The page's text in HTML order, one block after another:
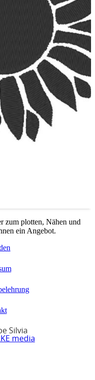
zum plotten, Nähen und
ein Angebot.
Silvia
media